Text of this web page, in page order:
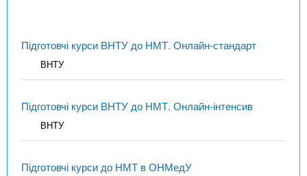
Підготовчі курси ВНТУ до НМТ. Онлайн-стандарт
ВНТУ
Підготовчі курси ВНТУ до НМТ. Онлайн-інтенсив
ВНТУ
Підготовчі курси до НМТ в ОНМедУ